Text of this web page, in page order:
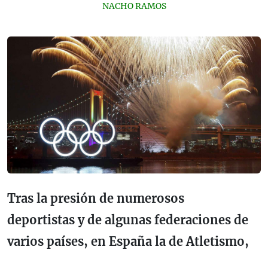
NACHO RAMOS
Tras la presión de numerosos
deportistas y de algunas federaciones de
varios países, en España la de Atletismo,